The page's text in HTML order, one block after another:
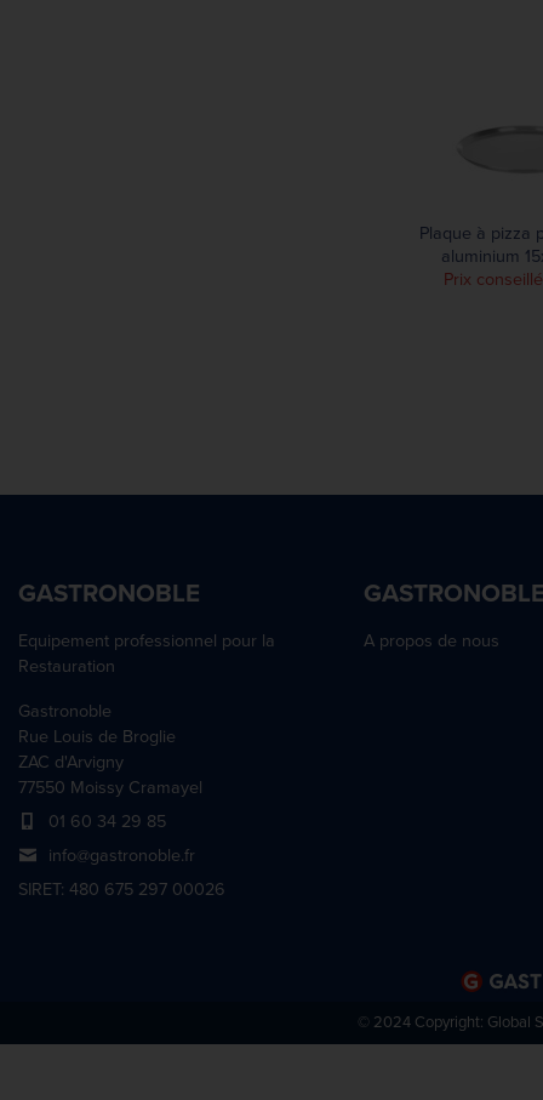
Plaque à pizza
aluminium
Prix
GASTRONOBLE
Equipement professionnel pour la
Restauration
Gastronoble
Rue Louis de Broglie
ZAC d'Arvigny
77550 Moissy Cramayel
01 60 34 29 85
info@gastronoble.fr
SIRET: 480 675 297 00026
A propos de nous
© 2024 Copyright: Global